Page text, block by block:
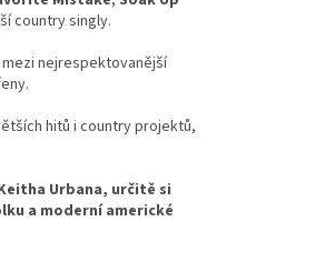
country singly.
mezi nejrespektovanější
hitů i country projektů,
Urbana, určitě si
a moderní americké